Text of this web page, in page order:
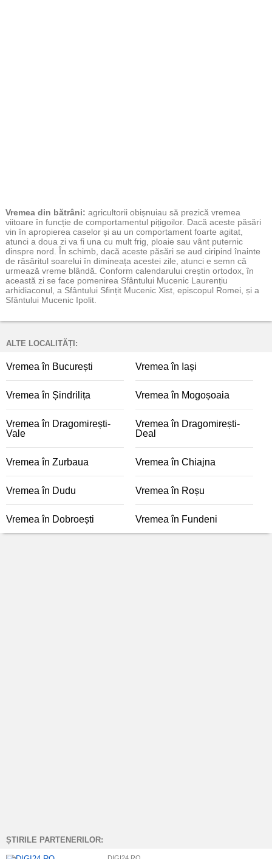
Vremea din bătrâni: agricultorii obișnuiau să prezică vremea
viitoare în funcție de comportamentul pițigoilor. Dacă aceste păsări
vin în apropierea caselor și au un comportament foarte agitat,
atunci a doua zi va fi una cu mult frig, ploaie sau vânt puternic
dinspre nord. În schimb, dacă aceste păsări se aud ciripind înainte
de răsăritul soarelui în dimineața acestei zile, atunci e semn că
urmează vreme blândă. Conform calendarului creștin ortodox, în
această zi se face pomenirea Sfântului Mucenic Laurențiu
arhidiaconul, a Sfântului Sfințit Mucenic Xist, episcopul Romei, și a
Sfântului Mucenic Ipolit.
ALTE LOCALITĂȚI:
Vremea în București Vremea în Iași
Vremea în Șindrilița Vremea în Mogoșoaia
Vremea în Dragomirești-
Vale
Vremea în Dragomirești-
Deal
Vremea în Zurbaua Vremea în Chiajna
Vremea în Dudu Vremea în Roșu
Vremea în Dobroești Vremea în Fundeni
ȘTIRILE PARTENERILOR: